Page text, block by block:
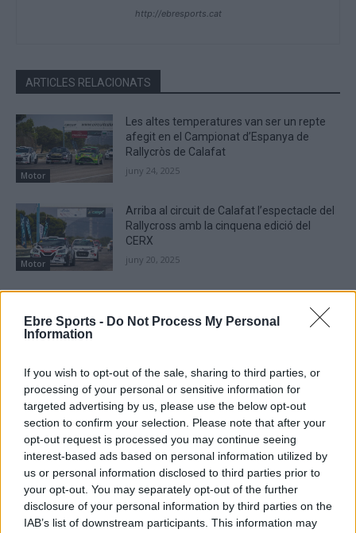
Ebre Sports - Do Not Process My Personal
Information
If you wish to opt-out of the sale, sharing to third parties, or
processing of your personal or sensitive information for
targeted advertising by us, please use the below opt-out
section to confirm your selection. Please note that after your
opt-out request is processed you may continue seeing
interest-based ads based on personal information utilized by
us or personal information disclosed to third parties prior to
your opt-out. You may separately opt-out of the further
disclosure of your personal information by third parties on the
IAB’s list of downstream participants. This information may
http://ebresports.cat
ARTICLES RELACIONATS
Motor
Les altes temperatures van ser un repte
afegit en el Campionat d’Espanya de
Rallycròs de Calafat
juny 24, 2025
Motor
Arriba al circuit de Calafat l’espectacle del
Rallycross amb la cinquena edició del
CERX
juny 20, 2025
campió d’Espanya de Kàrting
DEIXA UNA RESPOSTA